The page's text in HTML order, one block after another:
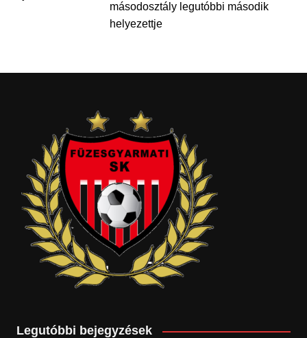
másodosztály legutóbbi második
helyezettje
Legutóbbi bejegyzések